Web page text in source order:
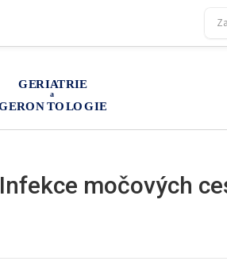
proLékaře.cz
Infekce močových